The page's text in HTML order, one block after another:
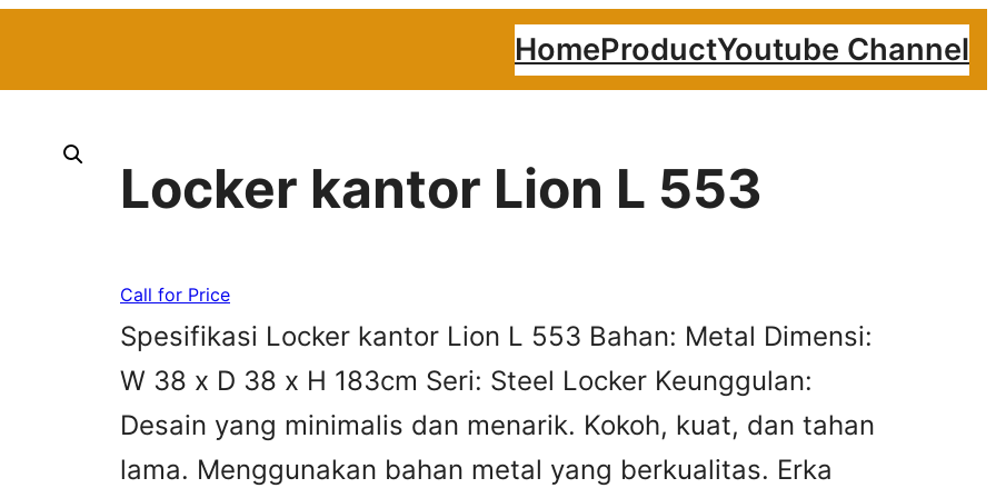
HomeProductYoutube Channel
Locker kantor Lion L 553
Call for Price
Spesifikasi Locker kantor Lion L 553 Bahan: Metal Dimensi:
W 38 x D 38 x H 183cm Seri: Steel Locker Keunggulan:
Desain yang minimalis dan menarik. Kokoh, kuat, dan tahan
lama. Menggunakan bahan metal yang berkualitas. Erka